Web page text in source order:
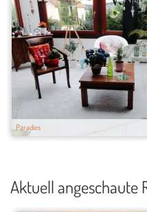
Paradies
Aktuell angeschaute